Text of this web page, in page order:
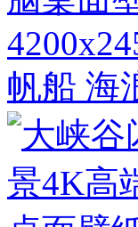
帆船 海